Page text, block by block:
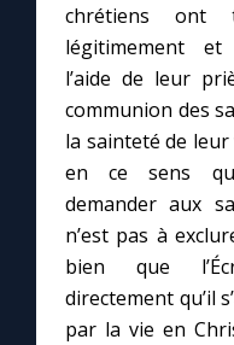
chrétiens ont
légitimement et
l’aide de leur
communion des
la sainteté de leur
en ce sens
demander aux
n’est pas à
bien que
directement qu’il
par la vie en